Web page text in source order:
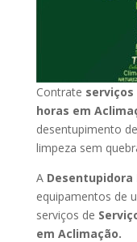
Contrate serviços
horas em
desentupimento
limpeza sem
A Desentupidora
equipamentos de
serviços de
em Aclimação.